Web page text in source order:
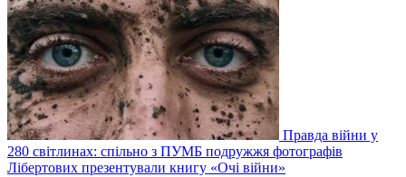
Правда війни у
280 світлинах: спільно з ПУМБ подружжя фотографів
Лібертових презентували книгу «Очі війни»